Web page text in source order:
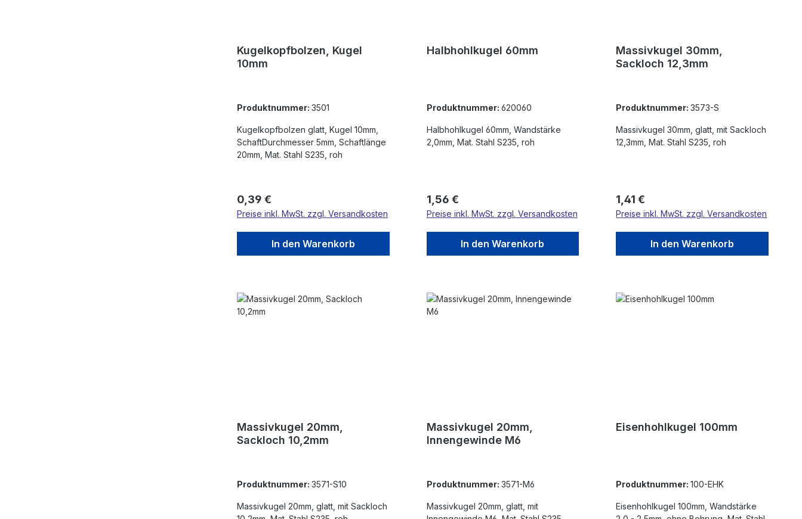
Kugelkopfbolzen, Kugel
10mm
Produktnummer: 3501
Kugelkopfbolzen glatt, Kugel 10mm,
SchaftDurchmesser 5mm, Schaftlänge
20mm, Mat. Stahl S235, roh
Regulärer Preis:
0,39 €
Preise inkl. MwSt. zzgl. Versandkosten
In den Warenkorb
Halbhohlkugel 60mm
Produktnummer: 620060
Halbhohlkugel 60mm, Wandstärke
2,0mm, Mat. Stahl S235, roh
Regulärer Preis:
1,56 €
Preise inkl. MwSt. zzgl. Versandkosten
In den Warenkorb
Massivkugel 30mm,
Sackloch 12,3mm
Produktnummer:3573-S
Massivkugel 30mm, glatt, mit Sackloch
12,3mm, Mat. Stahl S235, roh
Regulärer Preis:
1,41 €
Preise inkl. MwSt. zzgl. Versandkosten
In den Warenkorb
Massivkugel 20mm,
Sackloch 10,2mm
Produktnummer: 3571-S10
Massivkugel 20mm, glatt, mit Sackloch
Massivkugel 20mm,
Innengewinde M6
Produktnummer: 3571-M6
Massivkugel 20mm, glatt, mit
Eisenhohlkugel 100mm
Produktnummer:100-EHK
Eisenhohlkugel 100mm, Wandstärke